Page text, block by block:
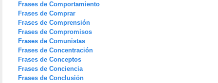
Frases de Comportamiento
Frases de Comprar
Frases de Comprensión
Frases de Compromisos
Frases de Comunistas
Frases de Concentración
Frases de Conceptos
Frases de Conciencia
Frases de Conclusión